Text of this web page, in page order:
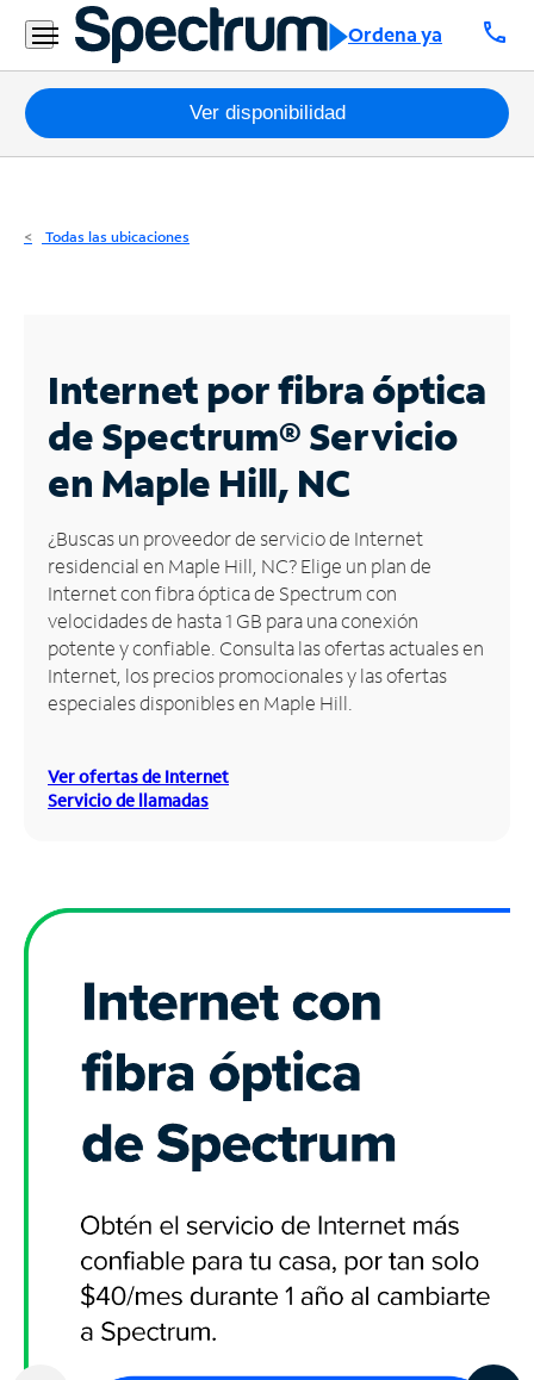
Ordena ya call
Residencial
Business
Paquetes
Internet
Business
Contáctanos
Inglés
Administrar
cuenta
Encuentra
una
tienda
Ver disponibilidad
Todas las ubicaciones
Internet por fibra óptica
de Spectrum®Servicio
en Maple Hill, NC
¿Buscas un proveedor de servicio de Internet
residencial en Maple Hill, NC? Elige un plan de
Internet con fibra óptica de Spectrum con
velocidades de hasta 1 GB para una conexión
potente y confiable. Consulta las ofertas actuales en
Internet, los precios promocionales y las ofertas
especiales disponibles en Maple Hill.
Ver ofertas de Internet
Servicio de llamadas